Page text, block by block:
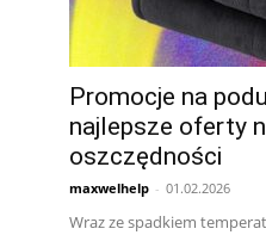
Promocje na
najlepsze oferty
oszczędności
maxwelhelp - 01.02.2026
Wraz ze spadkiem